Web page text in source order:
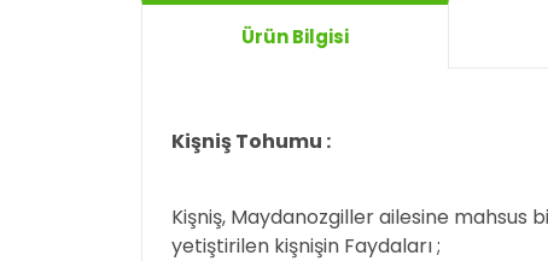
Ürün Bilgisi
Kişniş Tohumu :
Kişniş, Maydanozgiller ailesine mahsus
yetiştirilen kişnişin Faydaları ;